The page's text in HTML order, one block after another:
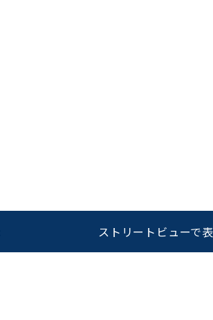
0120-620-213
平日 9:00〜18:00
ストリートビューで